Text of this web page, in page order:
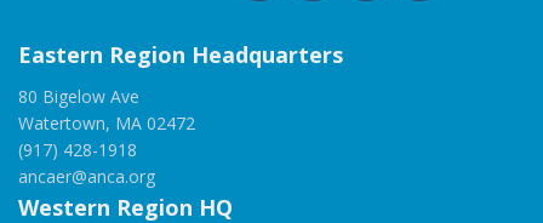
Eastern Region Headquarters
80 Bigelow Ave
Watertown, MA 02472
(917) 428-1918
ancaer@anca.org
Western Region HQ